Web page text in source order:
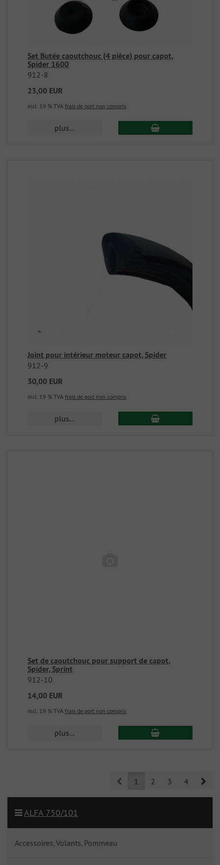
Set Butée caoutchouc (4 pièce) pour capot,
Spider 1600
912-8
23,00 EUR
incl. 19 % TVA frais de port non compris
plus...
Joint pour intérieur moteur capot, Spider
912-9
30,00 EUR
incl. 19 % TVA frais de port non compris
plus...
Set de caoutchouc pour support de capot,
Spider, Sprint
912-10
14,00 EUR
incl. 19 % TVA frais de port non compris
plus...
Prev1 2 3 4
ALFA 750/101
Accessoires, Volants, Pommeau